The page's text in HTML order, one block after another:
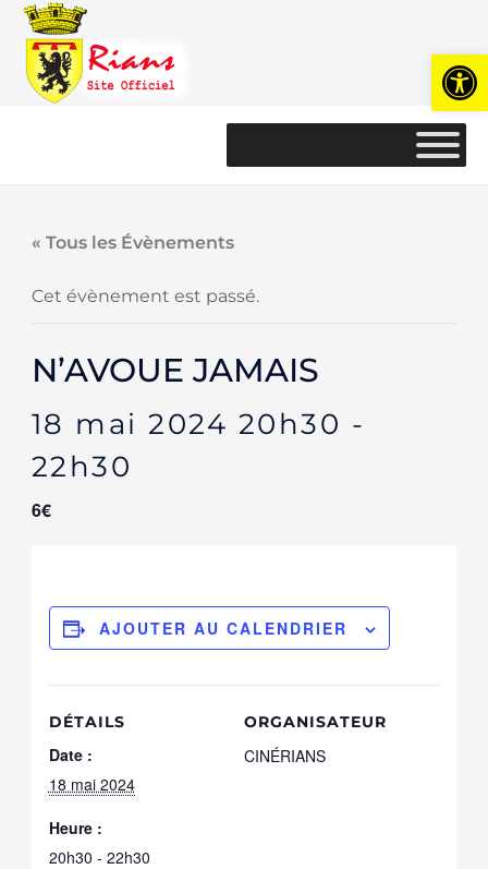
Ouvrir
« Tous les Évènements
Cet évènement est passé.
N’AVOUE JAMAIS
18 mai 2024 20h30 -
22h30
6€
AJOUTER AU CALENDRIER
DÉTAILS
Date :
18 mai 2024
Heure :
20h30 - 22h30
ORGANISATEUR
CINÉRIANS